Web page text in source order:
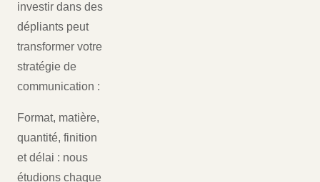
investir dans des
dépliants peut
transformer votre
stratégie de
communication :
Format, matière,
quantité, finition
et délai : nous
étudions chaque